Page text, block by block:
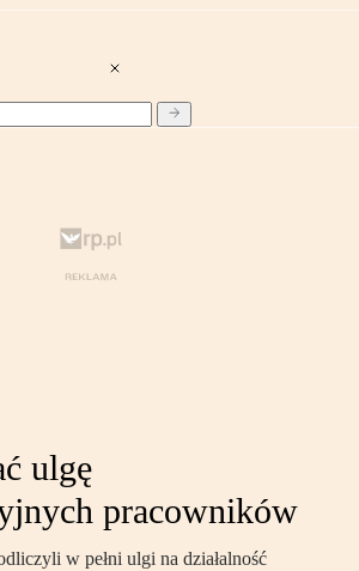
ulgę
pracowników
w pełni ulgi na działalność